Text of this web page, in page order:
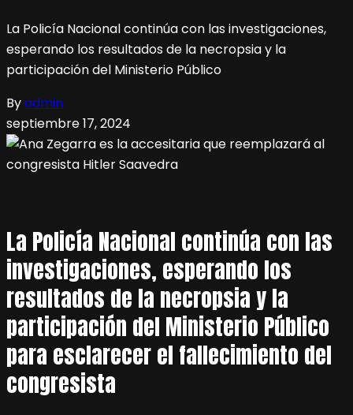
La Policía Nacional continúa con las investigaciones,
esperando los resultados de la necropsia y la
participación del Ministerio Público
Byadmin
septiembre 17, 2024
La Policía Nacional continúa con las
investigaciones, esperando los
resultados de la necropsia y la
participación del Ministerio Público
para esclarecer el fallecimiento del
congresista